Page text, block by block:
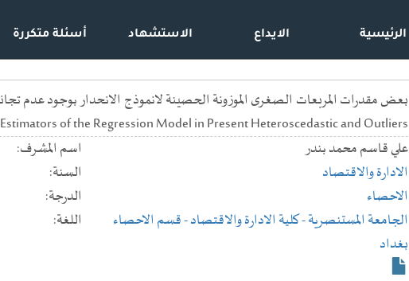
الرئيسية الايداع الاستشهاد أسئلة متكررة
Estimators of the Regression Model in Present Heteroscedastic and Outliers
علي قاسم محمد بندر اسم المشرف:
الادارة والاقتصاد السنة:
الاحصاء الدرجة:
الجامعة المستنصرية- كلية الادارة والاقتصاد- قسم الاحصاء اللغة:
بغداد